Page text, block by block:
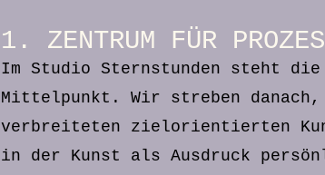
1. ZENTRUM FÜR
Im Studio Sternstunden steht
Mittelpunkt. Wir streben
verbreiteten zielorientierten
in der Kunst als Ausdruck